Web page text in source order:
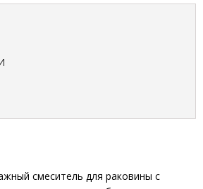
смеситель для раковины с